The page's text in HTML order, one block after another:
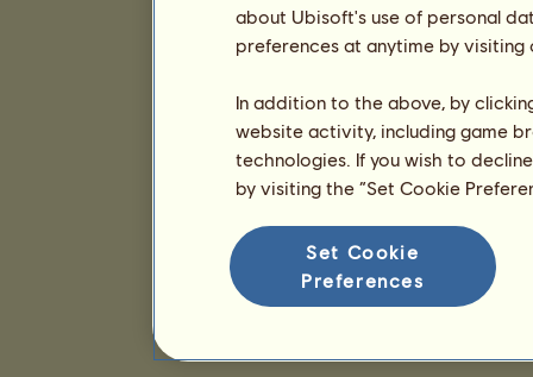
about Ubisoft's use of personal
preferences at anytime by
In addition to the above, by
website activity, including game
technologies. If you wish to
by visiting the “Set Cookie
Set Cookie
Preferences